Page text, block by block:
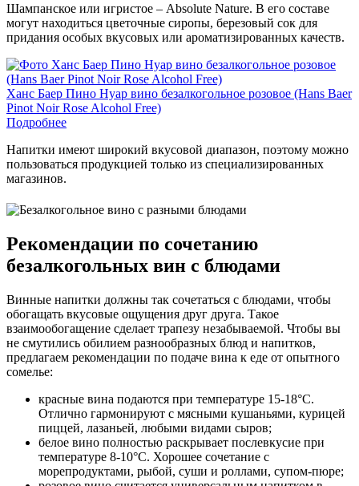
Шампанское или игристое – Absolute Nature. В его составе
могут находиться цветочные сиропы, березовый сок для
придания особых вкусовых или ароматизированных качеств.
Ханс Баер Пино Нуар вино безалкогольное розовое (Hans Baer
Pinot Noir Rose Alcohol Free)
Подробнее
Напитки имеют широкий вкусовой диапазон, поэтому можно
пользоваться продукцией только из специализированных
магазинов.
Рекомендации по сочетанию
безалкогольных вин с блюдами
Винные напитки должны так сочетаться с блюдами, чтобы
обогащать вкусовые ощущения друг друга. Такое
взаимообогащение сделает трапезу незабываемой. Чтобы вы
не смутились обилием разнообразных блюд и напитков,
предлагаем рекомендации по подаче вина к еде от опытного
сомелье:
красные вина подаются при температуре 15-18°С.
Отлично гармонируют с мясными кушаньями, курицей
пиццей, лазаньей, любыми видами сыров;
белое вино полностью раскрывает послевкусие при
температуре 8-10°С. Хорошее сочетание с
морепродуктами, рыбой, суши и роллами, супом-пюре;